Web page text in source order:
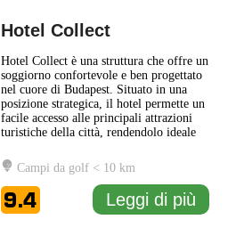
Hotel Collect
Hotel Collect è una struttura che offre un
soggiorno confortevole e ben progettato
nel cuore di Budapest. Situato in una
posizione strategica, il hotel permette un
facile accesso alle principali attrazioni
turistiche della città, rendendolo ideale
e culturali di Budapest. La struttura è
caratterizzata da un design moderno e
funzionale, che unisce eleganza
... Leggi
di più
Campi da golf < 10 km
9.4 Leggi di più